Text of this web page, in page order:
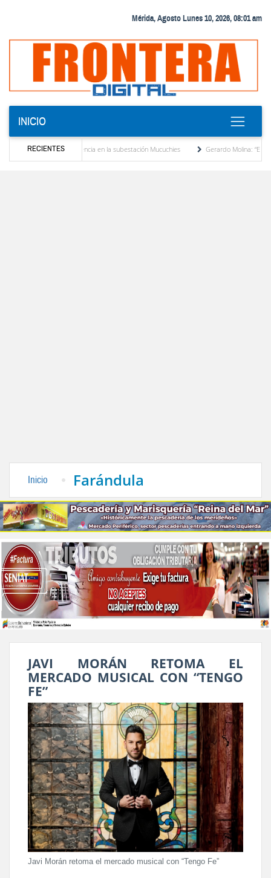
Mérida, Agosto Lunes 10, 2026, 08:01 am
INICIO
RECIENTES
de potencia en la subestación Mucuchies
Gerardo Molina: “El legado
Inicio Farándula
JAVI MORÁN RETOMA EL
MERCADO MUSICAL CON “TENGO
FE”
Javi Morán retoma el mercado musical con “Tengo Fe”